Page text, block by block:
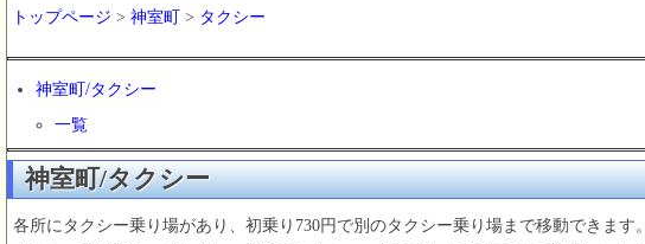
トップページ > 神室町 > タクシー
神室町/タクシー
一覧
神室町/タクシー
各所にタクシー乗り場があり、初乗り730円で別のタクシー乗り場まで移動できます。